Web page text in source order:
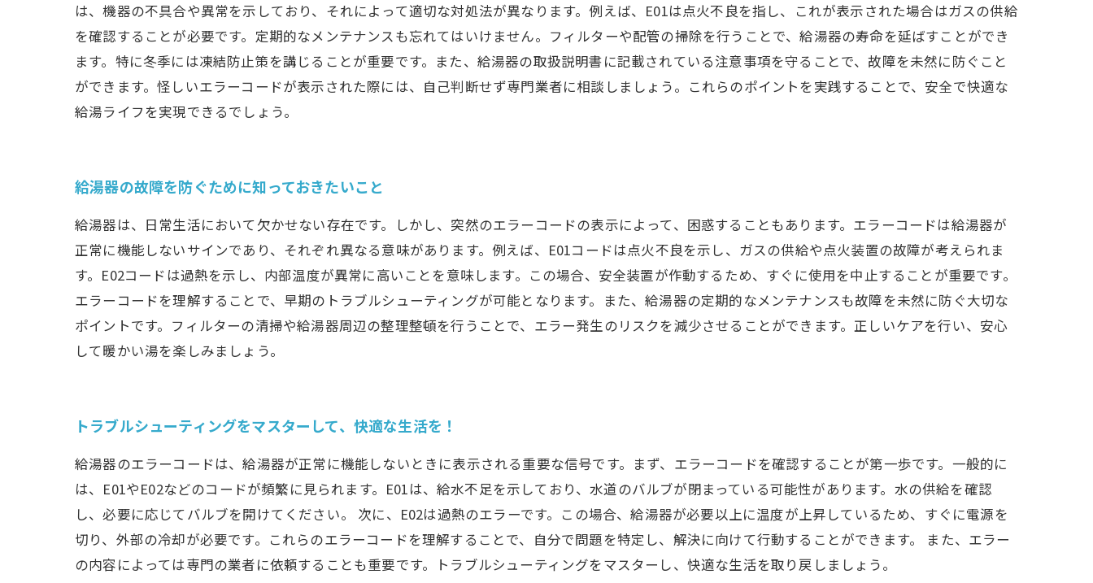
は、機器の不具合や異常を示しており、それによって適切な対処法が異なります。例えば、E01は点火不良を指し、これが表示された場合はガスの供給
を確認することが必要です。定期的なメンテナンスも忘れてはいけません。フィルターや配管の掃除を行うことで、給湯器の寿命を延ばすことができ
ます。特に冬季には凍結防止策を講じることが重要です。また、給湯器の取扱説明書に記載されている注意事項を守ることで、故障を未然に防ぐこと
ができます。怪しいエラーコードが表示された際には、自己判断せず専門業者に相談しましょう。これらのポイントを実践することで、安全で快適な
給湯ライフを実現できるでしょう。
給湯器の故障を防ぐために知っておきたいこと
給湯器は、日常生活において欠かせない存在です。しかし、突然のエラーコードの表示によって、困惑することもあります。エラーコードは給湯器が
正常に機能しないサインであり、それぞれ異なる意味があります。例えば、E01コードは点火不良を示し、ガスの供給や点火装置の故障が考えられま
す。E02コードは過熱を示し、内部温度が異常に高いことを意味します。この場合、安全装置が作動するため、すぐに使用を中止することが重要です。
エラーコードを理解することで、早期のトラブルシューティングが可能となります。また、給湯器の定期的なメンテナンスも故障を未然に防ぐ大切な
ポイントです。フィルターの清掃や給湯器周辺の整理整頓を行うことで、エラー発生のリスクを減少させることができます。正しいケアを行い、安心
して暖かい湯を楽しみましょう。
トラブルシューティングをマスターして、快適な生活を！
給湯器のエラーコードは、給湯器が正常に機能しないときに表示される重要な信号です。まず、エラーコードを確認することが第一歩です。一般的に
は、E01やE02などのコードが頻繁に見られます。E01は、給水不足を示しており、水道のバルブが閉まっている可能性があります。水の供給を確認
し、必要に応じてバルブを開けてください。 次に、E02は過熱のエラーです。この場合、給湯器が必要以上に温度が上昇しているため、すぐに電源を
切り、外部の冷却が必要です。これらのエラーコードを理解することで、自分で問題を特定し、解決に向けて行動することができます。 また、エラー
の内容によっては専門の業者に依頼することも重要です。トラブルシューティングをマスターし、快適な生活を取り戻しましょう。